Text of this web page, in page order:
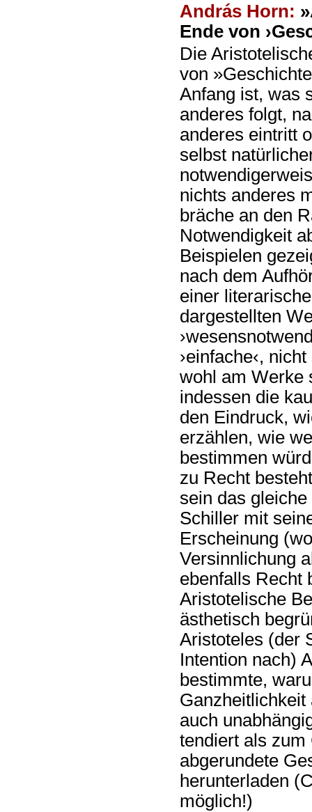
András Horn:
Ende von
Die
von
Anfang ist, was
anderes folgt,
anderes eintritt
selbst
nichts anderes
bräche an den
Notwendigkeit
Beispielen
nach dem
einer
dargestellten
›einfache‹,
wohl am Werke
indessen die
den Eindruck,
erzählen, wie
bestimmen
zu Recht
sein das
Schiller mit
Erscheinung
Versinnlichung
ebenfalls Recht
Aristotelische
ästhetisch
Aristoteles (der
Intention nach)
bestimmte,
auch
tendiert als
abgerundete
herunterladen
möglich!)